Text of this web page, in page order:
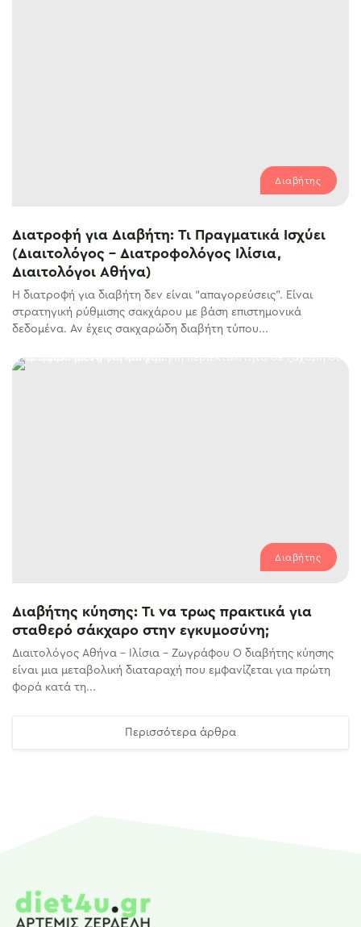
Διαβήτης
Διατροφή για Διαβήτη: Τι Πραγματικά Ισχύει
(Διαιτολόγος – Διατροφολόγος Ιλίσια,
Διαιτολόγοι Αθήνα)
Η διατροφή για διαβήτη δεν είναι “απαγορεύσεις”. Είναι
στρατηγική ρύθμισης σακχάρου με βάση επιστημονικά
δεδομένα. Αν έχεις σακχαρώδη διαβήτη τύπου...
Διαβήτης
Διαβήτης κύησης: Τι να τρως πρακτικά για
σταθερό σάκχαρο στην εγκυμοσύνη;
Διαιτολόγος Αθήνα – Ιλίσια – Ζωγράφου Ο διαβήτης κύησης
είναι μια μεταβολική διαταραχή που εμφανίζεται για πρώτη
φορά κατά τη...
Περισσότερα άρθρα